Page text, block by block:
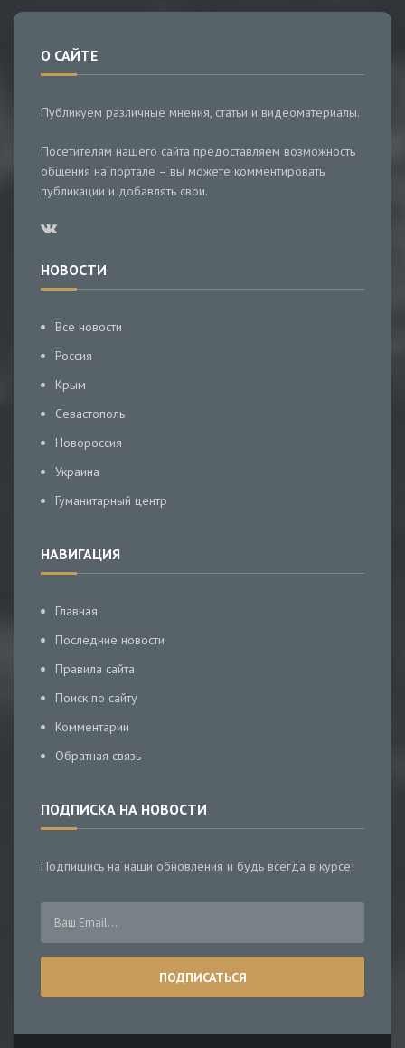
О САЙТЕ
Публикуем различные мнения, статьи и видеоматериалы.
Посетителям нашего сайта предоставляем возможность
общения на портале – вы можете комментировать
публикации и добавлять свои.
НОВОСТИ
Все новости
Россия
Крым
Севастополь
Новороссия
Украина
Гуманитарный центр
НАВИГАЦИЯ
Главная
Последние новости
Правила сайта
Поиск по сайту
Комментарии
Обратная связь
ПОДПИСКА НА НОВОСТИ
Подпишись на наши обновления и будь всегда в курсе!